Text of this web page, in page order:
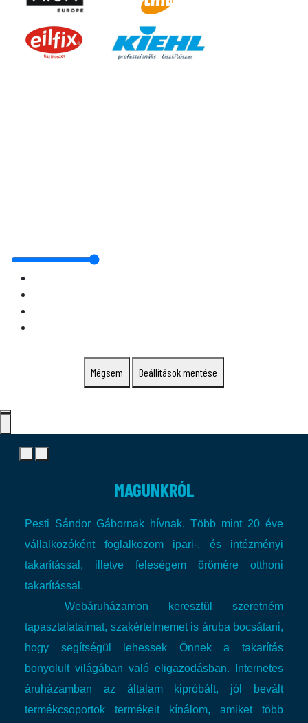
Mégsem Beállítások mentése
MAGUNKRÓL
Pesti Sándor Gábornak hívnak. Több mint 20 éve
vállalkozóként foglalkozom ipari-, és intézményi
takarítással, illetve feleségem örömére otthoni
takarítással.
Webáruházamon keresztül szeretném
tapasztalataimat, szakértelmemet is áruba bocsátani,
hogy segítségül lehessek Önnek a takarítás
bonyolult világában való eligazodásban.
Internetes
áruházamban az általam kipróbált, jól bevált
termékcsoportok termékeit kínálom, amiket több